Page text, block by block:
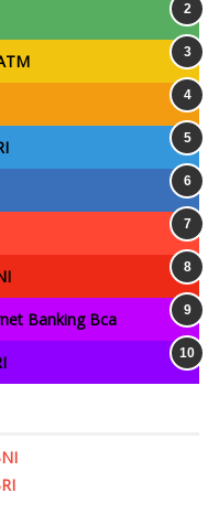
Banking Bca